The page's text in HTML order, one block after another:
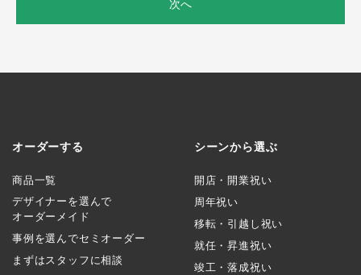
次へ
オーダーする
商品一覧
デザイナーを選んで
オーダーメイド
事例を選んでセミオーダー
まずはスタッフに相談
シーンから選ぶ
開店・開業祝い
周年祝い
移転・引越し祝い
就任・昇進祝い
竣工・落成祝い